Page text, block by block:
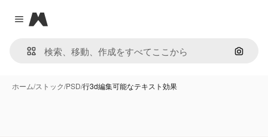
Close menu
Magnific
画像で
ホーム/ストック/PSD/行3d編集可能なテキスト効果